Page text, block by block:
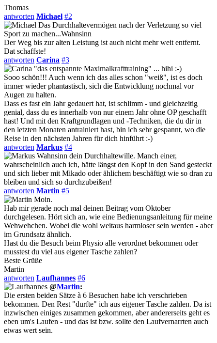
Thomas
antworten Michael #2
Das Durchhaltevermögen nach der Verletzung so viel
Sport zu machen...Wahnsinn
Der Weg bis zur alten Leistung ist auch nicht mehr weit entfernt.
Dat schaffste!
antworten Carina #3
"das entspannte Maximalkrafttraining" ... hihi :-)
Sooo schön!!! Auch wenn ich das alles schon "weiß", ist es doch
immer wieder phantastisch, sich die Entwicklung nochmal vor
Augen zu halten.
Dass es fast ein Jahr gedauert hat, ist schlimm - und gleichzeitig
genial, dass du es innerhalb von nur einem Jahr ohne OP geschafft
hast! Und mit den Kraftgrundlagen und -Techniken, die du dir in
den letzten Monaten antrainiert hast, bin ich sehr gespannt, wo die
Reise in den nächsten Jahren für dich hinführt :-)
antworten Markus #4
Wahnsinn dein Durchhaltewille. Manch einer,
wahrscheinlich auch ich, hätte längst den Kopf in den Sand gesteckt
und sich lieber mit Mikado oder ählichem beschäftigt wie so dran zu
bleiben und sich so durchzubeißen!
antworten Martin #5
Moin.
Hab mir gerade noch mal deinen Beitrag vom Oktober
durchgelesen. Hört sich an, wie eine Bedienungsanleitung für meine
Wehwehchen. Wobei die wohl weitaus harmloser sein werden - aber
im Grundsatz ähnlich.
Hast du die Besuch beim Physio alle verordnet bekommen oder
musstest du viel aus eigener Tasche zahlen?
Beste Grüße
Martin
antworten Laufhannes #6
@Martin:
Die ersten beiden Sätze à 6 Besuchen habe ich verschrieben
bekommen. Den Rest "durfte" ich aus eigener Tasche zahlen. Da ist
inzwischen einiges zusammen gekommen, aber andererseits geht es
eben um's Laufen - und das ist bzw. sollte den Laufvernarrten auch
etwas wert sein.